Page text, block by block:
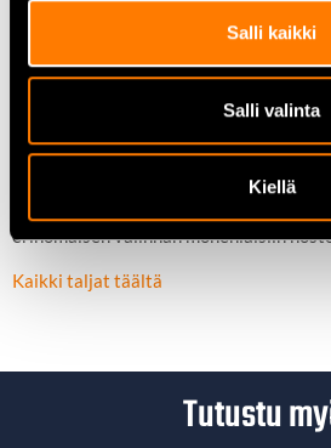
Salli kaikki
Salli valinta
Kiellä
Kito Corporation
Kito ketjuviputalja on luotettava ja
vaativien käyttäjien tarpeet. Sen
erinomaisen valinnan monenlaisiin
Kaikki taljat täältä
Tutustu